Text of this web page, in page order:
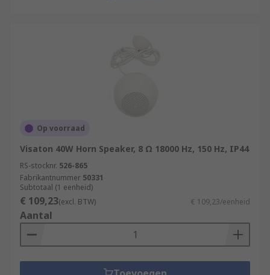
Op voorraad
Visaton 40W Horn Speaker, 8 Ω 18000 Hz, 150 Hz, IP44
RS-stocknr. 526-865
Fabrikantnummer 50331
Subtotaal (1 eenheid)
€ 109,23(excl. BTW) € 109,23/eenheid
Aantal